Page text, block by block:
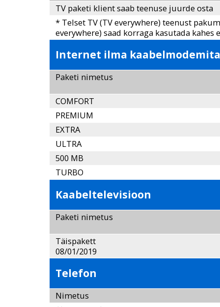
TV paketi klient saab teenuse juurde osta
* Telset TV (TV everywhere) teenust
everywhere) saad korraga kasutada kahes
Internet ilma
Paketi nimetus
COMFORT
PREMIUM
EXTRA
ULTRA
500 MB
TURBO
Kaabeltelevisioon
Paketi nimetus
Täispakett not for
08/01/2019
Telefon
Nimetus